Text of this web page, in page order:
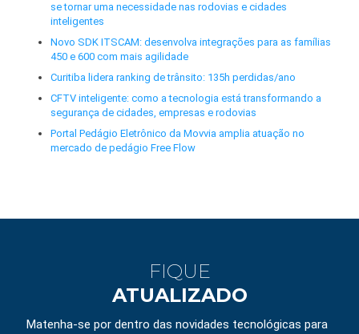
se tornar uma necessidade nas rodovias e cidades
inteligentes
Novo SDK ITSCAM: desenvolva integrações para as famílias
450 e 600 com mais agilidade
Curitiba lidera ranking de trânsito: 135h perdidas/ano
CFTV inteligente: como a tecnologia está transformando a
segurança de cidades, empresas e rodovias
Portal Pedágio Eletrônico da Movvia amplia atuação no
mercado de pedágio Free Flow
FIQUE
ATUALIZADO
Matenha-se por dentro das novidades tecnológicas para